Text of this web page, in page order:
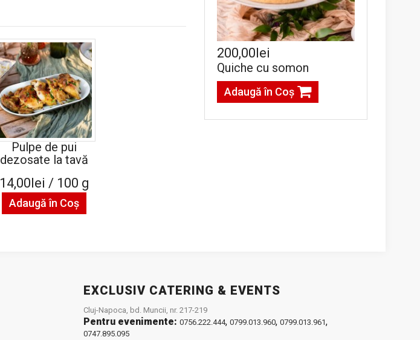
Pulpe de pui
dezosate la tavă
14,00lei / 100 g
Adaugă în Coş
200,00lei
Quiche cu somon
Adaugă în Coş
EXCLUSIV CATERING & EVENTS
Cluj-Napoca, bd. Muncii, nr. 217-219
Pentru evenimente: 0756.222.444, 0799.013.960, 0799.013.961,
0747.895.095